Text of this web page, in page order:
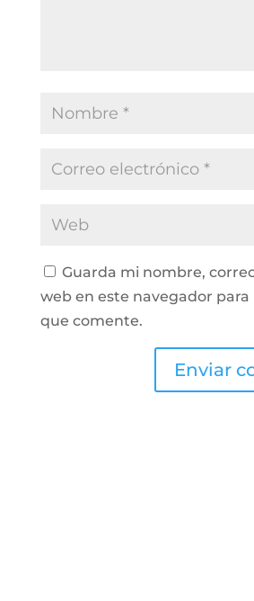
Guarda mi nombre,
web en este navegador para
que comente.